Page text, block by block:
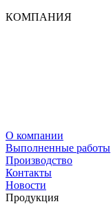
КОМПАНИЯ
О компании
Выполненные работы
Производство
Контакты
Новости
Продукция